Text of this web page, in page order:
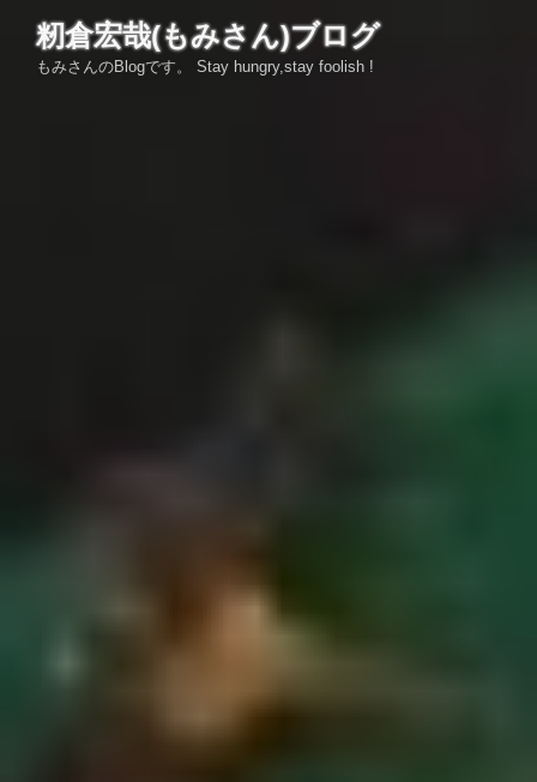
籾倉宏哉(もみさん)ブログ
もみさんのBlogです。 Stay hungry,stay foolish !